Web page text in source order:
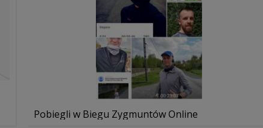
Pobiegli w Biegu Zygmuntów Online